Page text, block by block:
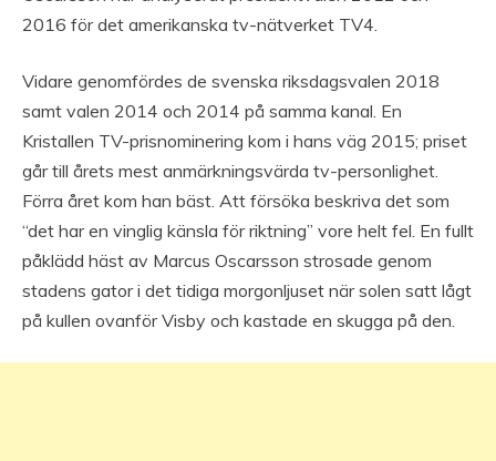
2016 för det amerikanska tv-nätverket TV4.
Vidare genomfördes de svenska riksdagsvalen 2018
samt valen 2014 och 2014 på samma kanal. En
Kristallen TV-prisnominering kom i hans väg 2015; priset
går till årets mest anmärkningsvärda tv-personlighet.
Förra året kom han bäst. Att försöka beskriva det som
“det har en vinglig känsla för riktning” vore helt fel. En fullt
påklädd häst av Marcus Oscarsson strosade genom
stadens gator i det tidiga morgonljuset när solen satt lågt
på kullen ovanför Visby och kastade en skugga på den.